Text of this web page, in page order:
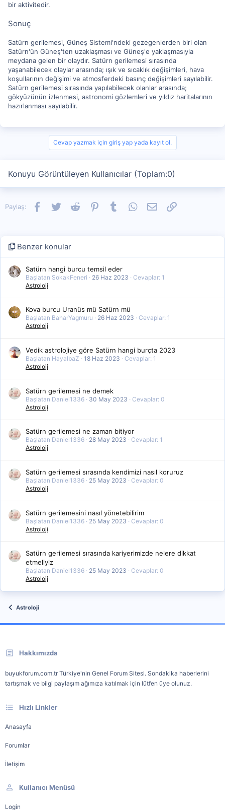
bir aktivitedir.
Sonuç
Satürn gerilemesi, Güneş Sistemi'ndeki gezegenlerden biri olan
Satürn'ün Güneş'ten uzaklaşması ve Güneş'e yaklaşmasıyla
meydana gelen bir olaydır. Satürn gerilemesi sırasında
yaşanabilecek olaylar arasında; ışık ve sıcaklık değişimleri, hava
koşullarının değişimi ve atmosferdeki basınç değişimleri sayılabilir.
Satürn gerilemesi sırasında yapılabilecek olanlar arasında;
gökyüzünün izlenmesi, astronomi gözlemleri ve yıldız haritalarının
hazırlanması sayılabilir.
Cevap yazmak için giriş yap yada kayıt ol.
Konuyu Görüntüleyen Kullanıcılar (Toplam:0)
Paylaş: Facebook
TwitterReddit PinterestTumblrWhatsApp
E-postaLink
Benzer konular
Satürn hangi burcu temsil eder
Başlatan SokakFeneri 26 Haz 2023
Cevaplar: 1
Astroloji
Kova burcu Uranüs mü Satürn mü
Başlatan BaharYagmuru 26 Haz 2023
Cevaplar: 1
Astroloji
Vedik astrolojiye göre Satürn hangi burçta 2023
Başlatan HayalbaZ 18 Haz 2023
Cevaplar: 1
Astroloji
Satürn gerilemesi ne demek
Başlatan Daniel1336 30 May 2023
Cevaplar: 0
Astroloji
Satürn gerilemesi ne zaman bitiyor
Başlatan Daniel1336 28 May 2023
Cevaplar: 1
Astroloji
Satürn gerilemesi sırasında kendimizi nasıl koruruz
Başlatan Daniel1336 25 May 2023
Cevaplar: 0
Astroloji
Satürn gerilemesini nasıl yönetebilirim
Başlatan Daniel1336 25 May 2023
Cevaplar: 0
Astroloji
Satürn gerilemesi sırasında kariyerimizde nelere dikkat
etmeliyiz
Başlatan Daniel1336 25 May 2023
Cevaplar: 0
Astroloji
Astroloji
Hakkımızda
buyukforum.com.tr Türkiye'nin Genel Forum Sitesi. Sondakika haberlerini
tartışmak ve bilgi paylaşım ağımıza katılmak için lütfen üye olunuz.
Hızlı Linkler
Anasayfa
Forumlar
İletişim
Kullanıcı Menüsü
Login